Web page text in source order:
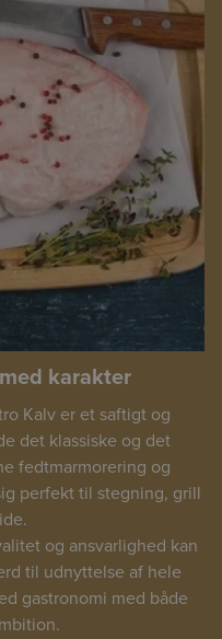
karakter
Kalv er et saftigt og
det klassiske og det
fedtmarmorering og
perfekt til stegning, grill
og ansvarlighed kan
til udnyttelse af hele
gastronomi med både